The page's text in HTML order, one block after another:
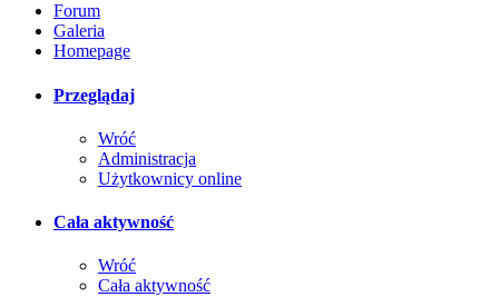
Forum
Galeria
Homepage
Przeglądaj
Wróć
Administracja
Użytkownicy online
Cała aktywność
Wróć
Cała aktywność